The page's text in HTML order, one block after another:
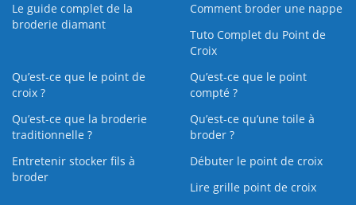
Le guide complet de la
broderie diamant
Comment broder une nappe
Tuto Complet du Point de
Croix
Qu’est-ce que le point de
croix ?
Qu’est-ce que le point
compté ?
Qu’est-ce que la broderie
traditionnelle ?
Qu’est‑ce qu’une toile à
broder ?
Entretenir stocker fils à
broder
Débuter le point de croix
Lire grille point de croix